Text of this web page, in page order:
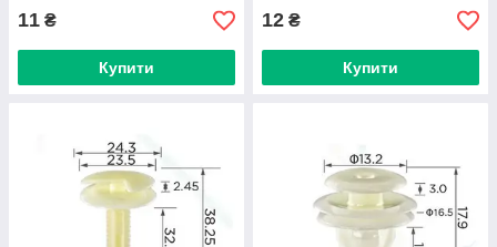
11 ₴
Купити
12 ₴
Купити